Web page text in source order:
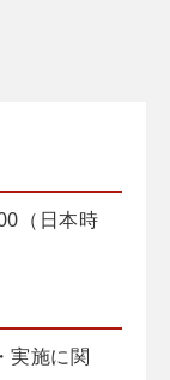
（日本時
実施に関